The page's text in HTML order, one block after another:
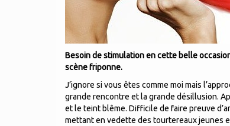
Besoin de stimulation en cette belle
scène friponne.
J’ignore si vous êtes comme moi mais
grande rencontre et la grande désillusion.
et le teint blême. Difficile de faire preuve
mettant en vedette des tourtereaux jeunes